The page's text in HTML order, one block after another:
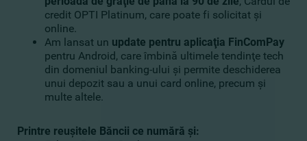
credit OPTI Platinum, care poate fi solicitat şi
online.
Am lansat un update pentru aplicaţia FinComPay
pentru Android, care îmbină ultimele tendinţe tech
din domeniul banking-ului şi permite deschiderea
unui depozit sau a unui card online, precum şi
multe altele.
Printre reuşitele Băncii ce numără şi: